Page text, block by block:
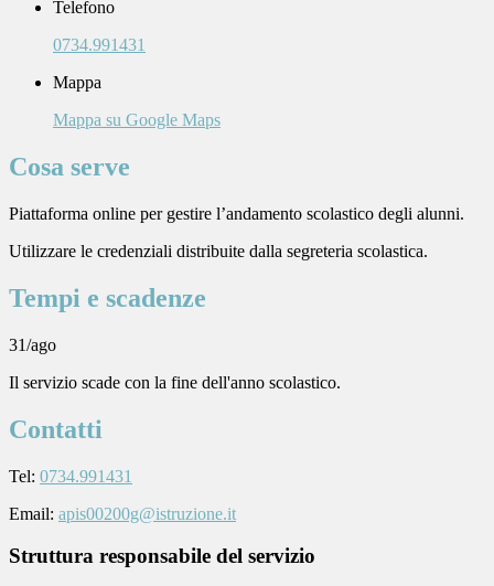
Telefono
0734.991431
Mappa
Mappa su Google Maps
Cosa serve
Piattaforma online per gestire l’andamento scolastico degli alunni.
Utilizzare le credenziali distribuite dalla segreteria scolastica.
Tempi e scadenze
31/ago
Il servizio scade con la fine dell'anno scolastico.
Contatti
Tel: 0734.991431
Email: apis00200g@istruzione.it
Struttura responsabile del servizio